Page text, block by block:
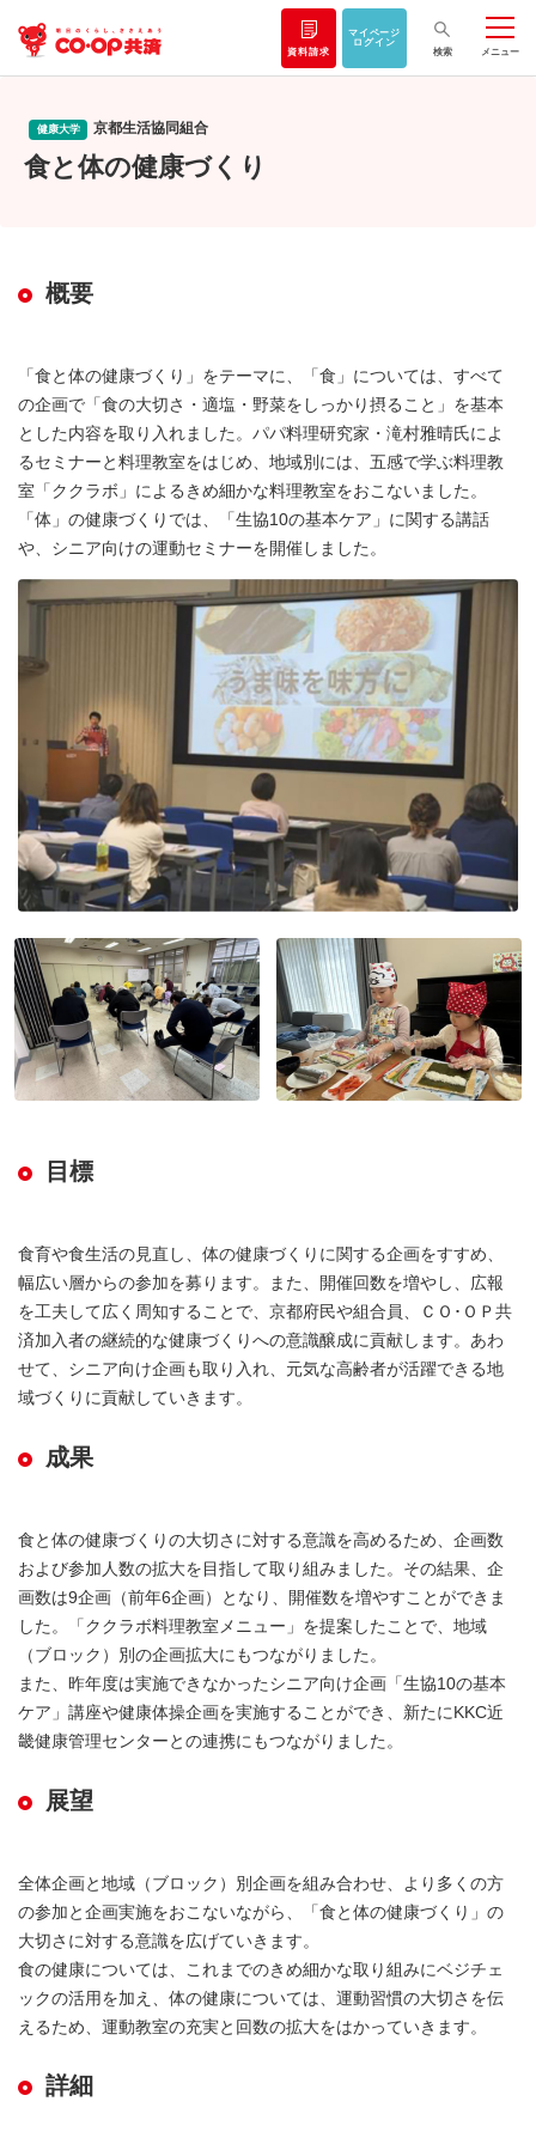
資料請求
マイページ
ログイン
検索
メニュー
健康大学 京都生活協同組合
食と体の健康づくり
概要
「食と体の健康づくり」をテーマに、「食」については、すべて
の企画で「食の大切さ・適塩・野菜をしっかり摂ること」を基本
とした内容を取り入れました。パパ料理研究家・滝村雅晴氏によ
るセミナーと料理教室をはじめ、地域別には、五感で学ぶ料理教
室「ククラボ」によるきめ細かな料理教室をおこないました。
「体」の健康づくりでは、「生協10の基本ケア」に関する講話
や、シニア向けの運動セミナーを開催しました。
目標
食育や食生活の見直し、体の健康づくりに関する企画をすすめ、
幅広い層からの参加を募ります。また、開催回数を増やし、広報
を工夫して広く周知することで、京都府民や組合員、ＣＯ･ＯＰ共
済加入者の継続的な健康づくりへの意識醸成に貢献します。あわ
せて、シニア向け企画も取り入れ、元気な高齢者が活躍できる地
域づくりに貢献していきます。
成果
食と体の健康づくりの大切さに対する意識を高めるため、企画数
および参加人数の拡大を目指して取り組みました。その結果、企
画数は9企画（前年6企画）となり、開催数を増やすことができま
した。「ククラボ料理教室メニュー」を提案したことで、地域
（ブロック）別の企画拡大にもつながりました。
また、昨年度は実施できなかったシニア向け企画「生協10の基本
ケア」講座や健康体操企画を実施することができ、新たにKKC近
畿健康管理センターとの連携にもつながりました。
展望
全体企画と地域（ブロック）別企画を組み合わせ、より多くの方
の参加と企画実施をおこないながら、「食と体の健康づくり」の
大切さに対する意識を広げていきます。
食の健康については、これまでのきめ細かな取り組みにベジチェ
ックの活用を加え、体の健康については、運動習慣の大切さを伝
えるため、運動教室の充実と回数の拡大をはかっていきます。
詳細